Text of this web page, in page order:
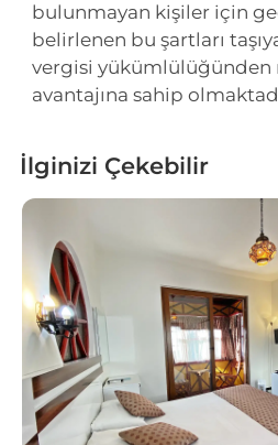
bulunmayan kişiler için
belirlenen bu şartları
vergisi yükümlülüğünden
avantajına sahip
İlginizi Çekebilir